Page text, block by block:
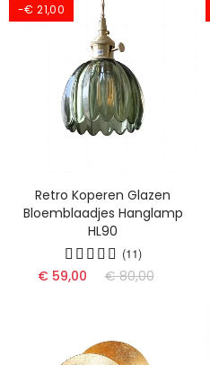
-€ 21,00
Retro Koperen Glazen
Bloemblaadjes Hanglamp
HL90
(11)
€ 59,00 € 80,00